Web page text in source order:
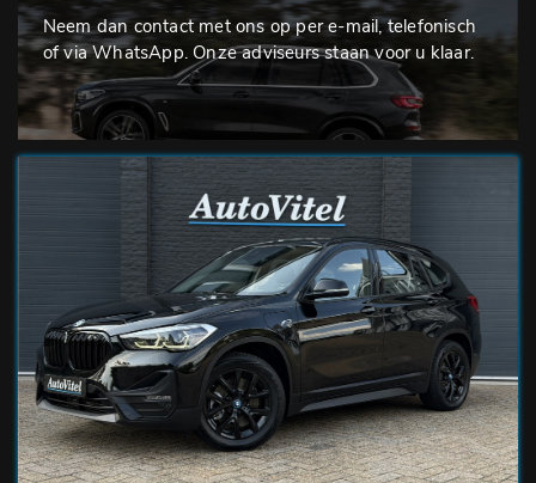
Neem dan contact met ons op per e-mail, telefonisch
of via WhatsApp. Onze adviseurs staan voor u klaar.